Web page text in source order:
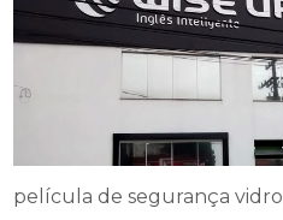
película de segurança vidro